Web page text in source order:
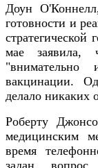
Доун
готовности и
мае заявила,
"внимательно
вакцинации.
делало никаких
Роберту
медицинским
время
задан